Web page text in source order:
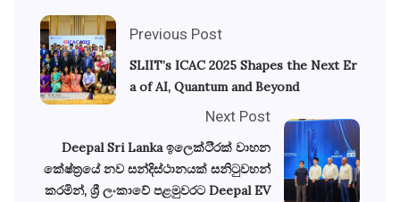
Previous Post
SLIIT’s ICAC 2025 Shapes the Next Er
a of AI, Quantum and Beyond
Next Post
Deepal Sri Lanka ඉලෙක්ටි්‍රක් වාහන
කේෂ්ත්‍රයේ නව සන්දිස්ථානයක් සනිටුවහන්
කරමින්, ශ්‍රී ලංකාවේ පළමුවරට Deepal EV